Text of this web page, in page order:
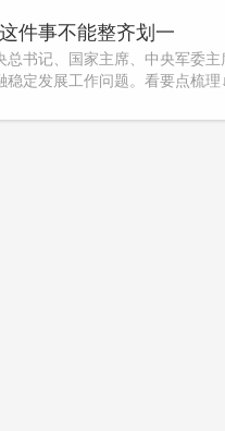
件事不能整齐划一
总书记、国家主席、中央军委
稳定发展工作问题。看要点梳理